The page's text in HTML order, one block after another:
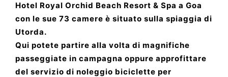
Hotel Royal Orchid Beach Resort & Spa a Goa
con le sue 73 camere è situato sulla spiaggia di
Utorda.
Qui potete partire alla volta di magnifiche
passeggiate in campagna oppure approfittare
del servizio di noleggio biciclette per